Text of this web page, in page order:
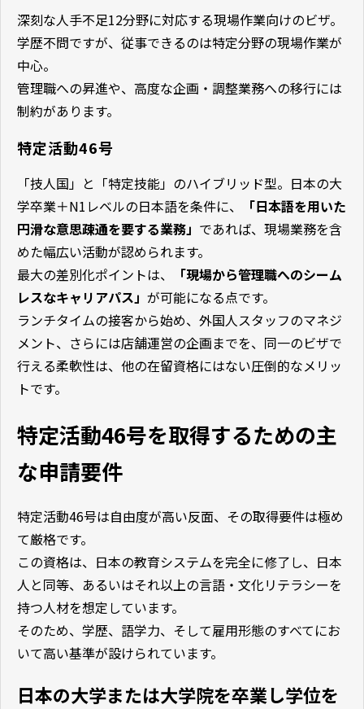
深刻な人手不足12分野に対応する現場作業向けのビザ。
学歴不問ですが、従事できるのは特定分野の現場作業が
中心。
管理職への昇進や、高度な企画・調整業務への移行には
制約があります。
特定活動46号
「技人国」と「特定技能」のハイブリッド型。日本の大
学卒業＋N1レベルの日本語を条件に、
「日本語を用いた
円滑な意思疎通を要する業務」 であれば、現場業務を含
めた幅広い活動が認められます。
最大の差別化ポイントは、
「現場から管理職へのシーム
レスなキャリアパス」 が可能になる点です。
ランチタイムの接客から始め、外国人スタッフのマネジ
メント、さらには店舗運営の企画までを、同一のビザで
行える柔軟性は、他の在留資格にはない圧倒的なメリッ
トです。
特定活動46号を取得するための主
な申請要件
特定活動46号は自由度が高い反面、その取得要件は極め
て厳格です。
この資格は、日本の教育システムを完全に修了し、日本
人と同等、あるいはそれ以上の言語・文化リテラシーを
持つ人材を想定しています。
そのため、学歴、語学力、そして雇用形態のすべてにお
いて高い基準が設けられています。
日本の大学または大学院を卒業し学位を